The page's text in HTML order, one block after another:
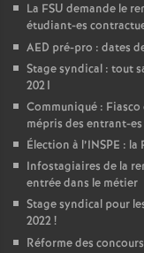
La FSU demande le
étudiant-es
AED pré-pro : dates
Stage syndical : tout
2021
Communiqué :
mépris des entrant-
Élection à l’INSPE : la
Infostagiaires de la
entrée dans le métier
Stage syndical pour
2022!
Réforme des